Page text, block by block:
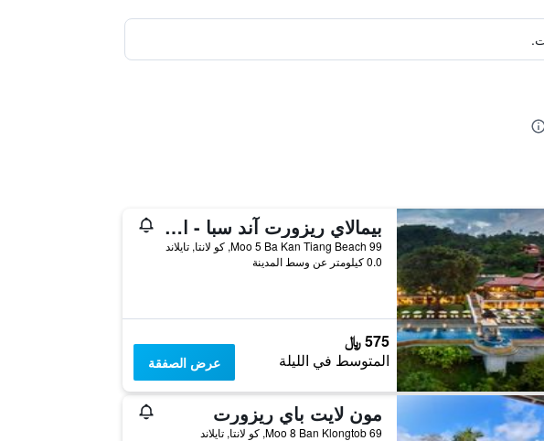
بيمالاي ريزورت آند سبا - اعتماد SHA Extra Plus
99 Moo 5 Ba Kan Tiang Beach, كو لانتا, تايلاند
0.0 كيلومتر عن وسط المدينة
575 ﷼
المتوسط في الليلة عرض الصفقة
مون لايت باي ريزورت
69 Moo 8 Ban Klongtob, كو لانتا, تايلاند